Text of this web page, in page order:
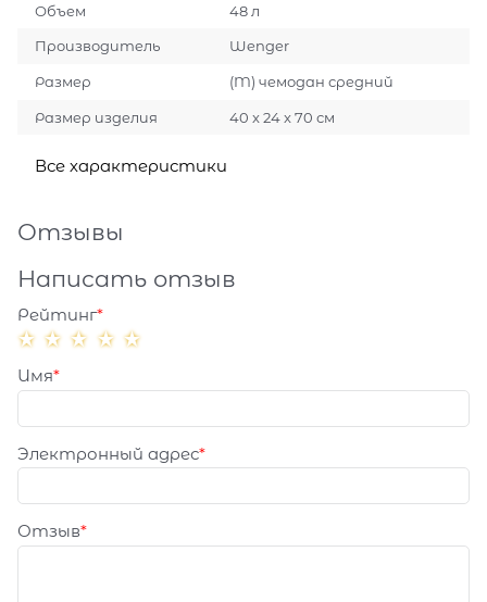
Объем 48 л
Производитель Wenger
Размер (M) чемодан средний
Размер изделия 40 x 24 x 70 см
Все характеристики
Отзывы
Написать отзыв
Рейтинг
Имя
Электронный адрес
Отзыв